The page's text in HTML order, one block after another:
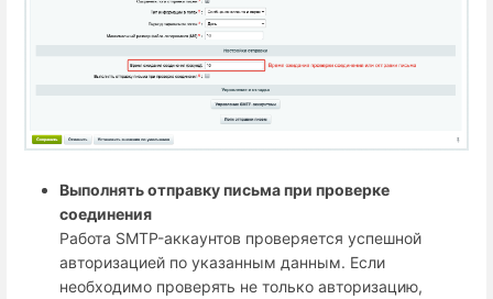
Выполнять отправку письма при проверке
соединения
Работа SMTP-аккаунтов проверяется успешной
авторизацией по указанным данным. Если
необходимо проверять не только авторизацию,